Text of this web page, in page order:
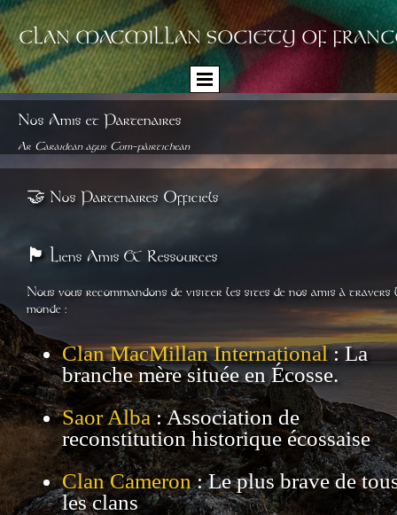
CLAN MACMILLAN SOCIETY OF
Nos Amis et Partenaires
Ar Caraidean agus Com-pàirtichean
🤝 Nos Partenaires Officiels
🏴󠁧󠁢󠁳󠁣󠁴󠁿 Liens Amis & Ressources
Nous vous recommandons de visiter les sites de nos amis à travers
monde :
Clan MacMillan International : La
branche mère située en Écosse.
Saor Alba: Association de
reconstitution historique écossaise
Clan Cameron: Le plus brave de
les clans